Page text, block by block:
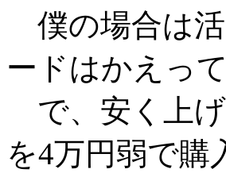
僕の場合は
ードはかえって
で、安く上
を4万円弱で購